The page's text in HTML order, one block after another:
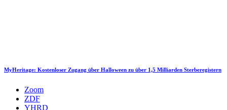
MyHeritage: Kostenloser Zugang über Halloween zu über 1,5 Milliarden Sterberegistern
Zoom
ZDF
YHRD